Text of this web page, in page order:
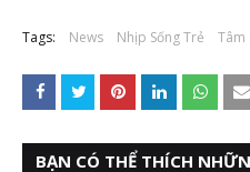
Tags: News Nhịp Sống Trẻ Tâm
BẠN CÓ THỂ THÍCH